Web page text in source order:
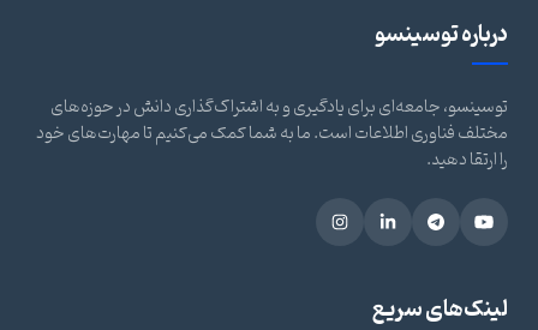
درباره توسینسو
توسینسو، جامعه‌ای برای یادگیری و به اشتراک‌گذاری دانش در حوزه‌های
مختلف فناوری اطلاعات است. ما به شما کمک می‌کنیم تا مهارت‌های خود
را ارتقا دهید.
لینک‌های سریع